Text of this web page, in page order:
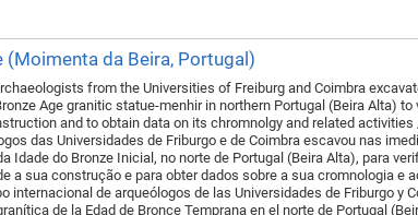
(Moimenta da Beira, Portugal)
from the Universities of Freiburg and Coimbra
Age granitic statue-menhir in northern Portugal (Beira Alta) to
and to obtain data on its chromnolgy and related activities
das Universidades de Friburgo e de Coimbra escavou nas
Idade do Bronze Inicial, no norte de Portugal (Beira Alta), para
a sua construção e para obter dados sobre a sua cromnologia e
internacional de arqueólogos de las Universidades de Friburgo y
de la Edad de Bronce Temprana en el norte de Portugal